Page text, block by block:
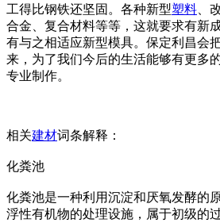
工得比钢铁还坚固。各种新型塑料 、
合金、复合材料等等，这就要求有新
有与之相适应新型模具。保定利昌会
来，为了我们今后的生活能够有更多
专业制作。
相关建材词条解释：
化粪池
化粪池是一种利用沉淀和厌氧发酵的
浮性有机物的处理设施，属于初级的